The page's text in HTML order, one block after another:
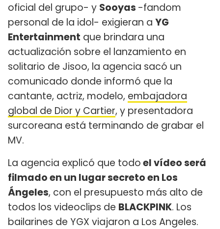
oficial del grupo- y Sooyas -fandom
personal de la idol- exigieran a YG
Entertainment que brindara una
actualización sobre el lanzamiento en
solitario de Jisoo, la agencia sacó un
comunicado donde informó que la
cantante, actriz, modelo, embajadora
global de Dior y Cartier, y presentadora
surcoreana está terminando de grabar el
MV.
La agencia explicó que todoel vídeo será
filmado en un lugar secreto en Los
Ángeles, con el presupuesto más alto de
todos los videoclips de BLACKPINK. Los
bailarines de YGX viajaron a Los Angeles.